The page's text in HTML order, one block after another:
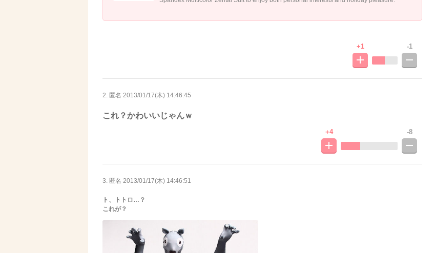
+1 -1
2. 匿名 2013/01/17(木) 14:46:45
これ？かわいいじゃんｗ
+4 -8
3. 匿名 2013/01/17(木) 14:46:51
ト、トトロ…？
これが？